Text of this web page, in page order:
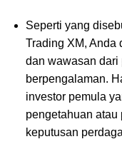
Seperti yang
Trading XM, Anda
dan wawasan dari
berpengalaman.
investor pemula
pengetahuan atau
keputusan